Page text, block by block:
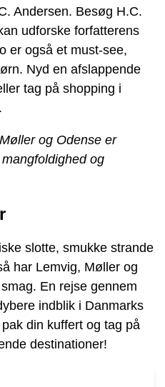
Andersen. Besøg H.C.
udforske forfatterens
er også et must-see,
Nyd en afslappende
tag på shopping i
og Odense er
og
slotte, smukke strande
har Lemvig, Møller og
En rejse gennem
indblik i Danmarks
din kuffert og tag på
destinationer!